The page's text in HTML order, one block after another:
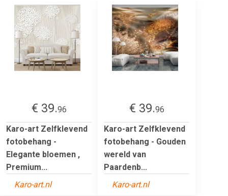
€ 39.96
Karo-art Zelfklevend
fotobehang -
Elegante bloemen ,
Premium...
Karo-art.nl
€ 39.96
Karo-art Zelfklevend
fotobehang - Gouden
wereld van
Paardenb...
Karo-art.nl